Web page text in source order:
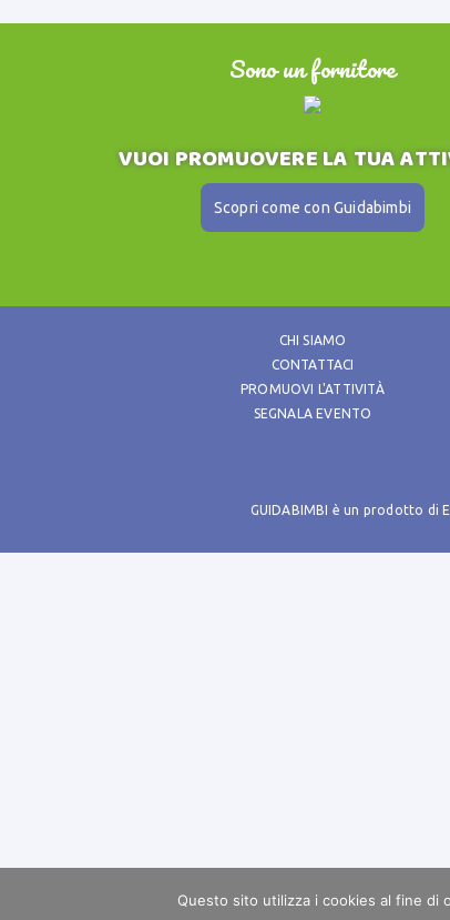
Sono un fornitore
VUOI PROMUOVERE LA TUA
Scopri come con Guidabimbi
CHI SIAMO
CONTATTACI
PROMUOVI L'ATTIVITÀ
SEGNALA EVENTO
GUIDABIMBI è un prodotto di
Questo sito utilizza i cookies al fine di